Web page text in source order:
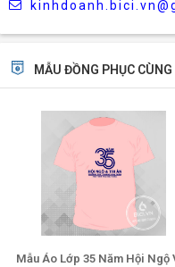
MẪU ĐỒNG PHỤC CÙNG
Mẫu Áo Lớp 35 Năm Hội Ngộ